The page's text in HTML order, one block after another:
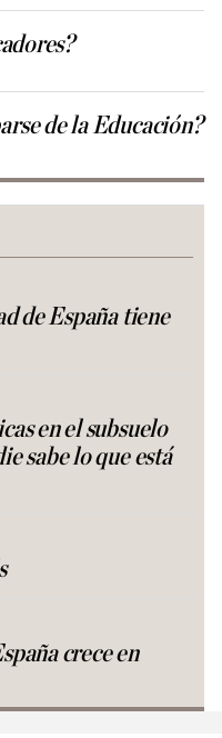
de la Educación?
de España tiene
en el subsuelo
sabe lo que está
crece en